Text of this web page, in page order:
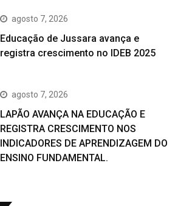
agosto 7, 2026
Educação de Jussara avança e
registra crescimento no IDEB 2025
agosto 7, 2026
LAPÃO AVANÇA NA EDUCAÇÃO E
REGISTRA CRESCIMENTO NOS
INDICADORES DE APRENDIZAGEM DO
ENSINO FUNDAMENTAL.